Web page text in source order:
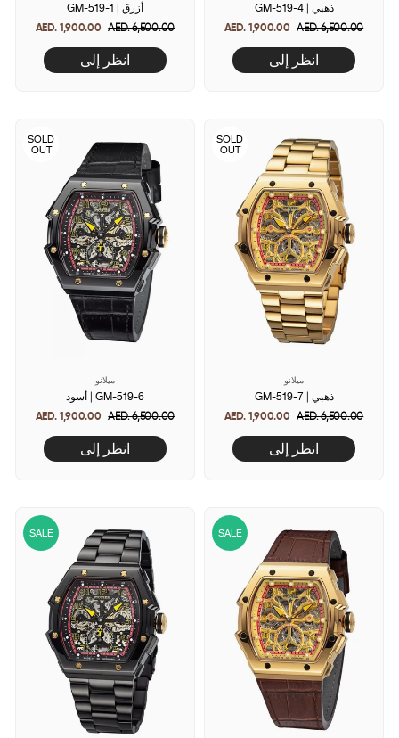
GM-519-1 | أزرق
AED. 1,900.00 Regular
price
AED. 6,500.00Sale
انظر إلى
GM-519-4 | ذهبي
AED. 1,900.00 Regular
price
AED. 6,500.00Sale
انظر إلى
SOLD
OUT
ميلانو
أسود | GM-519-6
AED. 1,900.00 Regular
price
AED. 6,500.00Sale
انظر إلى
SOLD
OUT
ميلانو
GM-519-7 | ذهبي
AED. 1,900.00 Regular
price
AED. 6,500.00Sale
انظر إلى
SALE SALE